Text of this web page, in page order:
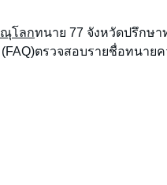
โลกทนาย 77 จังหวัดปรึกษา
ตรวจสอบรายชื่อทนายค